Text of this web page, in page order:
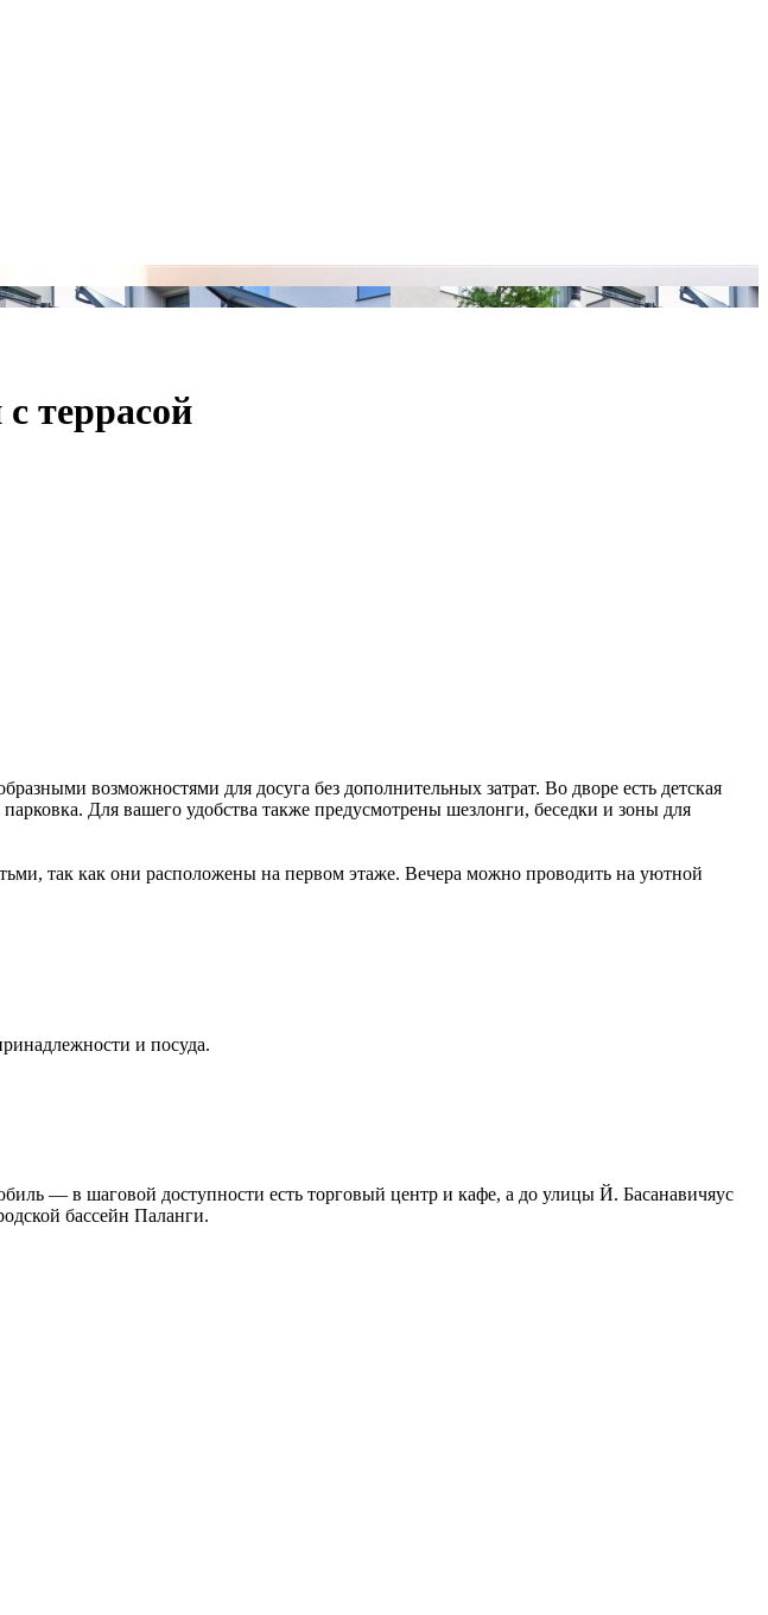
террасой
возможностями для досуга без дополнительных затрат. Во дворе есть детская
Для вашего удобства также предусмотрены шезлонги, беседки и зоны для
так как они расположены на первом этаже. Вечера можно проводить на уютной
и посуда.
— в шаговой доступности есть торговый центр и кафе, а до улицы Й. Басанавичяус
бассейн Паланги.